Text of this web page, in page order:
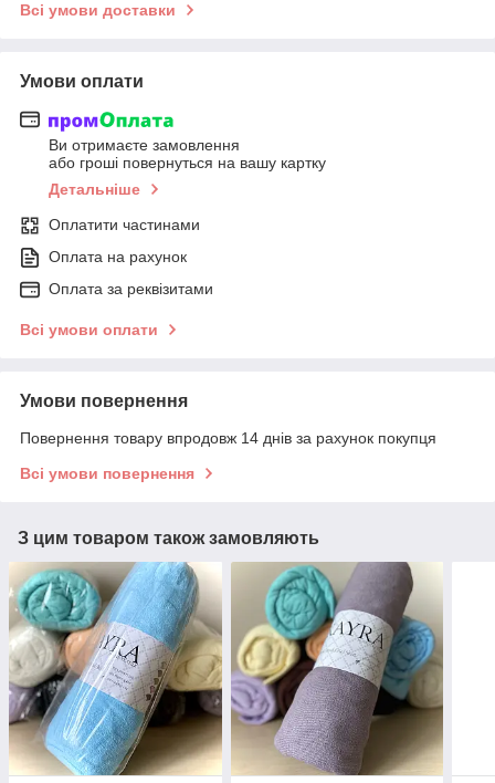
Всі умови доставки
Умови оплати
Ви отримаєте замовлення
або гроші повернуться на вашу картку
Детальніше
Оплатити частинами
Оплата на рахунок
Оплата за реквізитами
Всі умови оплати
Умови повернення
Повернення товару впродовж 14 днів за рахунок покупця
Всі умови повернення
З цим товаром також замовляють